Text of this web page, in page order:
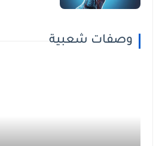
وصفات شعبية